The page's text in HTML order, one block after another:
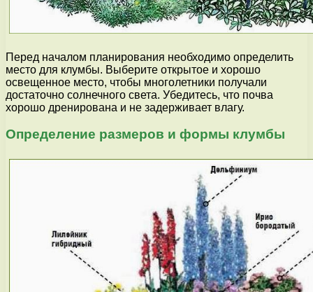
Перед началом планирования необходимо определить
место для клумбы. Выберите открытое и хорошо
освещенное место, чтобы многолетники получали
достаточно солнечного света. Убедитесь, что почва
хорошо дренирована и не задерживает влагу.
Определение размеров и формы клумбы